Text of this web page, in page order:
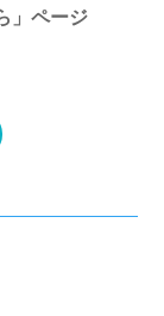
」ページ